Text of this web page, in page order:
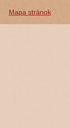
Mapa stránok